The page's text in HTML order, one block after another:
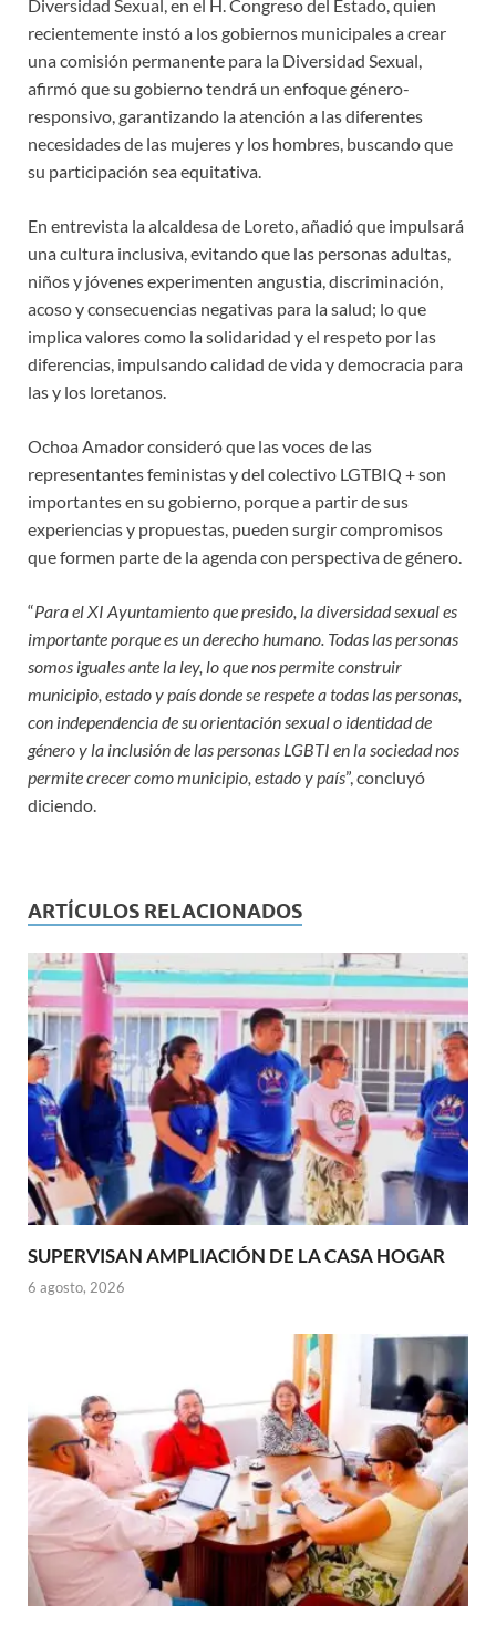
Diversidad Sexual, en el H. Congreso del Estado, quien
recientemente instó a los gobiernos municipales a crear
una comisión permanente para la Diversidad Sexual,
afirmó que su gobierno tendrá un enfoque género-
responsivo, garantizando la atención a las diferentes
necesidades de las mujeres y los hombres, buscando que
su participación sea equitativa.
En entrevista la alcaldesa de Loreto, añadió que impulsará
una cultura inclusiva, evitando que las personas adultas,
niños y jóvenes experimenten angustia, discriminación,
acoso y consecuencias negativas para la salud; lo que
implica valores como la solidaridad y el respeto por las
diferencias, impulsando calidad de vida y democracia para
las y los loretanos.
Ochoa Amador consideró que las voces de las
representantes feministas y del colectivo LGTBIQ + son
importantes en su gobierno, porque a partir de sus
experiencias y propuestas, pueden surgir compromisos
que formen parte de la agenda con perspectiva de género.
“Para el XI Ayuntamiento que presido, la diversidad sexual es
importante porque es un derecho humano. Todas las personas
somos iguales ante la ley, lo que nos permite construir
municipio, estado y país donde se respete a todas las personas,
con independencia de su orientación sexual o identidad de
género y la inclusión de las personas LGBTI en la sociedad nos
permite crecer como municipio, estado y país”, concluyó
diciendo.
ARTÍCULOS RELACIONADOS
SUPERVISAN AMPLIACIÓN DE LA CASA HOGAR
6 agosto, 2026